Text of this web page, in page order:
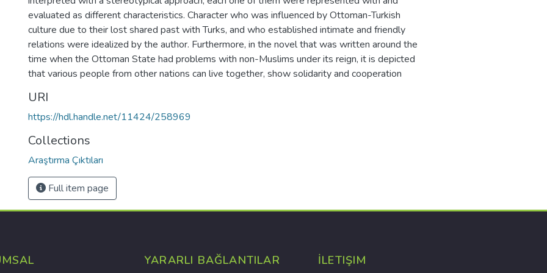
evaluated as different characteristics. Character who was influenced by Ottoman-Turkish
culture due to their lost shared past with Turks, and who established intimate and friendly
relations were idealized by the author. Furthermore, in the novel that was written around the
time when the Ottoman State had problems with non-Muslims under its reign, it is depicted
that various people from other nations can live together, show solidarity and cooperation
URI
https://hdl.handle.net/11424/258969
Collections
Araştırma Çıktıları
Full item page
YARARLI BAĞLANTILAR İLETIŞIM